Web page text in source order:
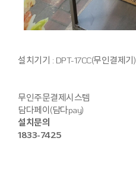
설치기기 : DPT-17CC(무인결제기)
무인주문결제시스템
담다페이(담다pay)
설치문의
1833-7425